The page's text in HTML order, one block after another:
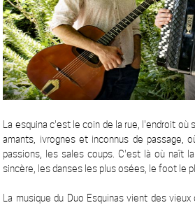
La esquina c'est le coin de la rue, l'endroit où
amants, ivrognes et inconnus de passage,
passions, les sales coups. C'est là où naît
sincère, les danses les plus osées, le foot le
La musique du Duo Esquinas vient des